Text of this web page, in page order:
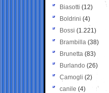
Biasotti (12)
Boldrini (4)
Bossi (1.221)
Brambilla (38)
Brunetta (83)
Burlando (26)
Camogli (2)
canile (4)